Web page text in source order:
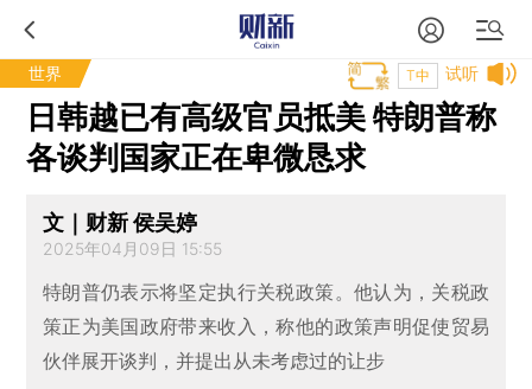
世界 试听
T中
日韩越已有高级官员抵美 特朗普称
各谈判国家正在卑微恳求
文｜财新 侯吴婷
2025年04月09日 15:55
特朗普仍表示将坚定执行关税政策。他认为，关税政
策正为美国政府带来收入，称他的政策声明促使贸易
伙伴展开谈判，并提出从未考虑过的让步